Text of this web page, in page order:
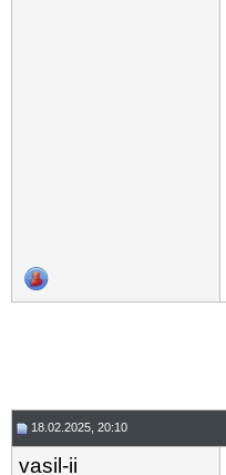
18.02.2025, 20:10
vasil-ii